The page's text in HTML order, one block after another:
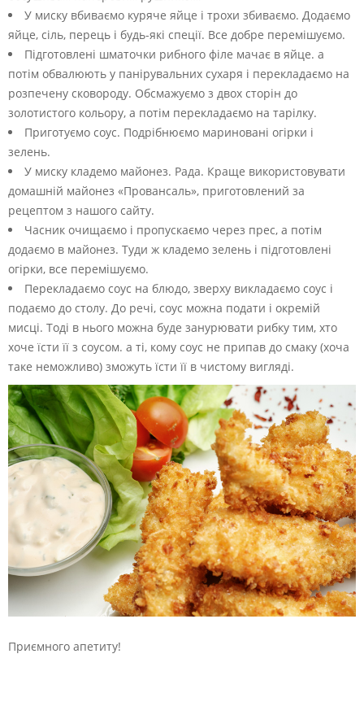
У миску вбиваємо куряче яйце і трохи збиваємо. Додаємо
яйце, сіль, перець і будь-які спеції. Все добре перемішуємо.
Підготовлені шматочки рибного філе мачає в яйце. а
потім обвалюють у панірувальних сухаря і перекладаємо на
розпечену сковороду. Обсмажуємо з двох сторін до
золотистого кольору, а потім перекладаємо на тарілку.
Приготуємо соус. Подрібнюємо мариновані огірки і
зелень.
У миску кладемо майонез. Рада. Краще використовувати
домашній майонез «Провансаль», приготовлений за
рецептом з нашого сайту.
Часник очищаємо і пропускаємо через прес, а потім
додаємо в майонез. Туди ж кладемо зелень і підготовлені
огірки, все перемішуємо.
Перекладаємо соус на блюдо, зверху викладаємо соус і
подаємо до столу. До речі, соус можна подати і окремій
мисці. Тоді в нього можна буде занурювати рибку тим, хто
хоче їсти її з соусом. а ті, кому соус не припав до смаку (хоча
таке неможливо) зможуть їсти її в чистому вигляді.
Приємного апетиту!